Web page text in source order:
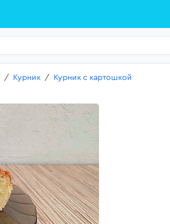
Курник
Курник с картошкой